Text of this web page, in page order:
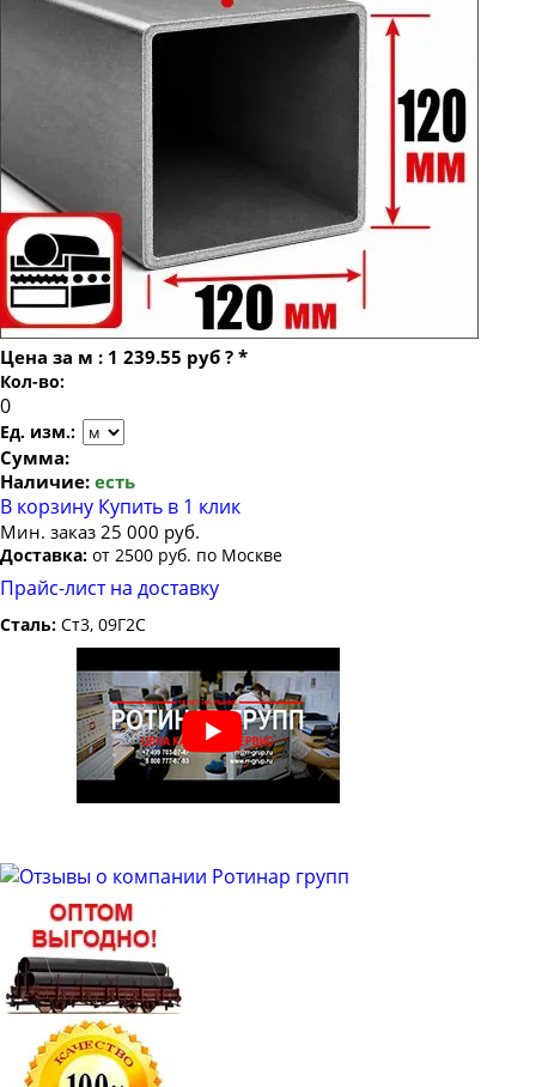
Труба профильная 80х80
Труба профильная 100х100
Труба профильная 140х140
Труба профильная 150х150
Труба профильная 160х160
Труба профильная 180х180
Труба профильная 200х200
Труба профильная 250х250
Труба профильная 300х300
Труба профильная 400х400
Цена за м : 1 239.55 руб ? *
Кол-во:
Ед. изм.:
Сумма:
Наличие: есть
В корзину Купить в 1 клик
Мин. заказ 25 000 руб.
Доставка: от 2500 руб. по Москве
Прайс-лист на доставку
Сталь: Ст3, 09Г2С